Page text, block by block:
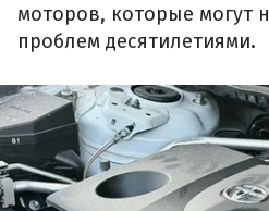
моторов, которые могут
проблем десятилетиями.